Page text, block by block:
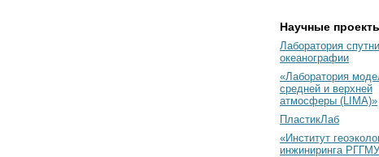
Научные
Лаборатория
океанографии
«Лаборатория
средней и верхней
атмосферы (LIMA)»
ПластикЛаб
«Институт
инжиниринга